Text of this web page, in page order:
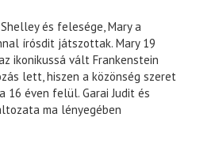
és felesége, Mary a
írósdit játszottak. Mary 19
ikonikussá vált Frankenstein
lett, hiszen a közönség szeret
16 éven felül. Garai Judit és
ma lényegében